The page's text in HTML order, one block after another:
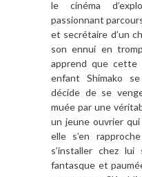
le cinéma
passionnant
et secrétaire d’un
son ennui en
apprend que
enfant Shimako
décide de se
muée par une
un jeune ouvrier qui
elle s’en
s’installer chez
fantasque et